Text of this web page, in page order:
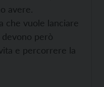
avere.
che vuole lanciare
però
e percorrere la